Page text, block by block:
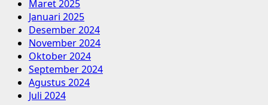
Maret 2025
Januari 2025
Desember 2024
November 2024
Oktober 2024
September 2024
Agustus 2024
Juli 2024